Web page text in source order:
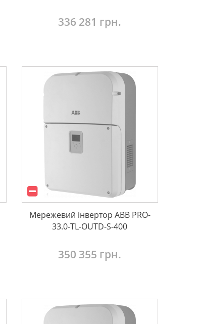
336 281 грн.
Мережевий інвертор ABB PRO-
33.0-TL-OUTD-S-400
350 355 грн.